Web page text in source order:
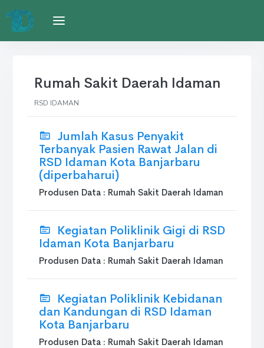
Rumah Sakit Daerah Idaman
RSD IDAMAN
Jumlah Kasus Penyakit
Terbanyak Pasien Rawat Jalan di
RSD Idaman Kota Banjarbaru
(diperbaharui)
Produsen Data : Rumah Sakit Daerah Idaman
Kegiatan Poliklinik Gigi di RSD
Idaman Kota Banjarbaru
Produsen Data : Rumah Sakit Daerah Idaman
Kegiatan Poliklinik Kebidanan
dan Kandungan di RSD Idaman
Kota Banjarbaru
Produsen Data : Rumah Sakit Daerah Idaman